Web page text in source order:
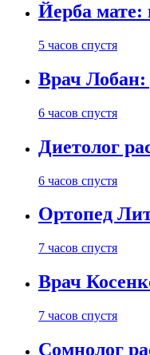
Йерба мате:
5 часов спустя
Врач Лобан:
6 часов спустя
Диетолог
6 часов спустя
Ортопед
7 часов спустя
Врач
7 часов спустя
Сомнолог